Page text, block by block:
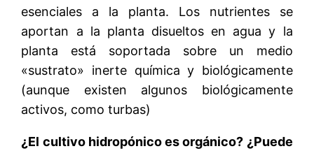
esenciales a la planta. Los nutrientes se
aportan a la planta disueltos en agua y la
planta está soportada sobre un medio
«sustrato» inerte química y biológicamente
(aunque existen algunos biológicamente
activos, como turbas)
¿El cultivo hidropónico es orgánico? ¿Puede